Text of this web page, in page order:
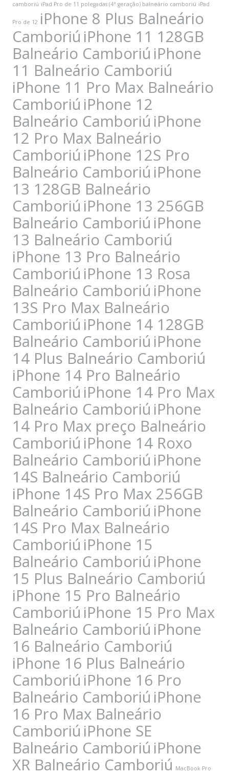
camboriú iPad Pro de 11 polegadas (4ª geração) balneário camboriú iPad
Pro de 12 iPhone 8 Plus Balneário
Camboriú iPhone 11 128GB
Balneário Camboriú iPhone
11 Balneário Camboriú
iPhone 11 Pro Max Balneário
Camboriú iPhone 12
Balneário Camboriú iPhone
12 Pro Max Balneário
Camboriú iPhone 12S Pro
Balneário Camboriú iPhone
13 128GB Balneário
Camboriú iPhone 13 256GB
Balneário Camboriú iPhone
13 Balneário Camboriú
iPhone 13 Pro Balneário
Camboriú iPhone 13 Rosa
Balneário Camboriú iPhone
13S Pro Max Balneário
Camboriú iPhone 14 128GB
Balneário Camboriú iPhone
14 Plus Balneário Camboriú
iPhone 14 Pro Balneário
Camboriú iPhone 14 Pro Max
Balneário Camboriú iPhone
14 Pro Max preço Balneário
Camboriú iPhone 14 Roxo
Balneário Camboriú iPhone
14S Balneário Camboriú
iPhone 14S Pro Max 256GB
Balneário Camboriú iPhone
14S Pro Max Balneário
Camboriú iPhone 15
Balneário Camboriú iPhone
15 Plus Balneário Camboriú
iPhone 15 Pro Balneário
Camboriú iPhone 15 Pro Max
Balneário Camboriú iPhone
16 Balneário Camboriú
iPhone 16 Plus Balneário
Camboriú iPhone 16 Pro
Balneário Camboriú iPhone
16 Pro Max Balneário
Camboriú iPhone SE
Balneário Camboriú iPhone
XR Balneário Camboriú MacBook Pro